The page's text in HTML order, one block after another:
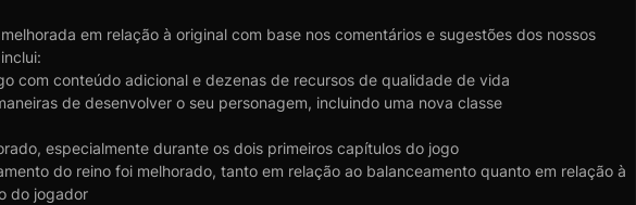
em relação à original com base nos comentários e sugestões dos nossos
com conteúdo adicional e dezenas de recursos de qualidade de vida
de desenvolver o seu personagem, incluindo uma nova classe
especialmente durante os dois primeiros capítulos do jogo
do reino foi melhorado, tanto em relação ao balanceamento quanto em relação à
do jogador